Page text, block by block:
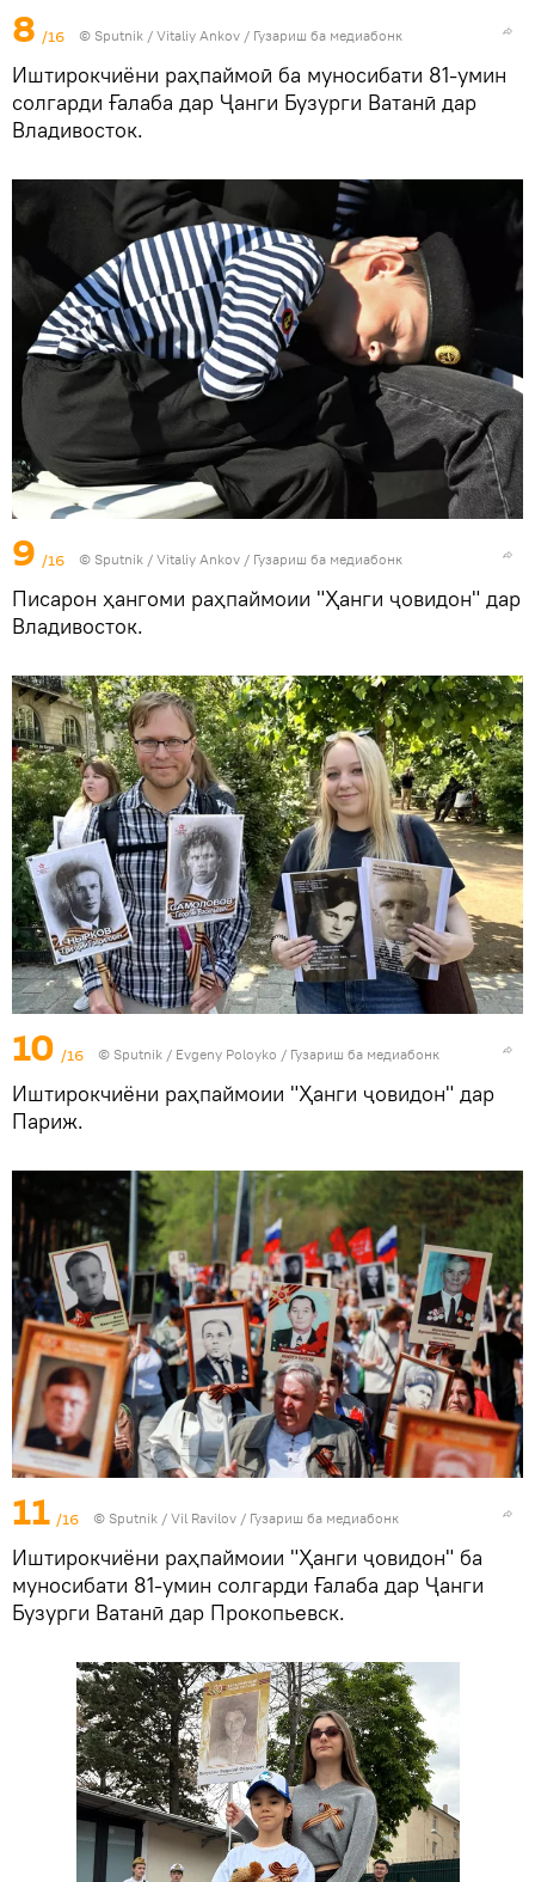
8 /16 © Sputnik / Vitaliy Ankov / Гузариш ба медиабонк
Иштирокчиёни раҳпаймоӣ ба муносибати 81-умин
солгарди Ғалаба дар Ҷанги Бузурги Ватанӣ дар
Владивосток.
9 /16 © Sputnik / Vitaliy Ankov / Гузариш ба медиабонк
Писарон ҳангоми раҳпаймоии "Ҳанги ҷовидон" дар
Владивосток.
10 /16 © Sputnik / Evgeny Poloyko / Гузариш ба медиабонк
Иштирокчиёни раҳпаймоии "Ҳанги ҷовидон" дар
Париж.
11 /16 © Sputnik / Vil Ravilov / Гузариш ба медиабонк
Иштирокчиёни раҳпаймоии "Ҳанги ҷовидон" ба
муносибати 81-умин солгарди Ғалаба дар Ҷанги
Бузурги Ватанӣ дар Прокопьевск.